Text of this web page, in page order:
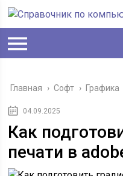
Главная › Софт › Графика
04.09.2025
Как
печати в